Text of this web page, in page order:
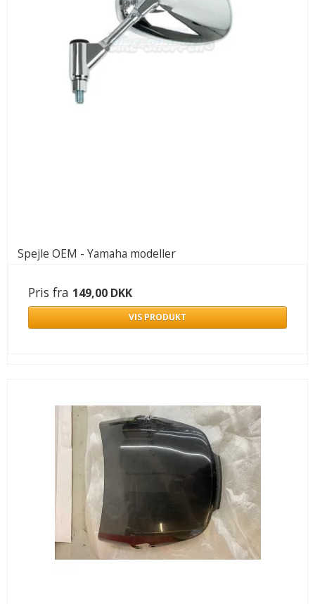
Spejle OEM - Yamaha modeller
Pris fra 149,00 DKK
VIS PRODUKT